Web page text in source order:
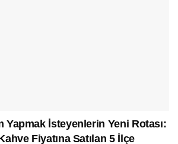
Yapmak İsteyenlerin Yeni Rotası:
Fiyatına Satılan 5 İlçe